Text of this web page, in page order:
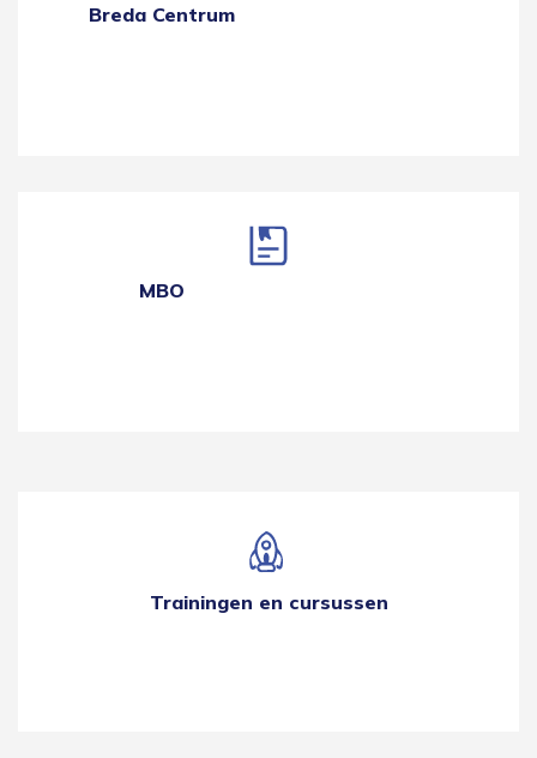
Breda Centrum
MBO
Trainingen en cursussen